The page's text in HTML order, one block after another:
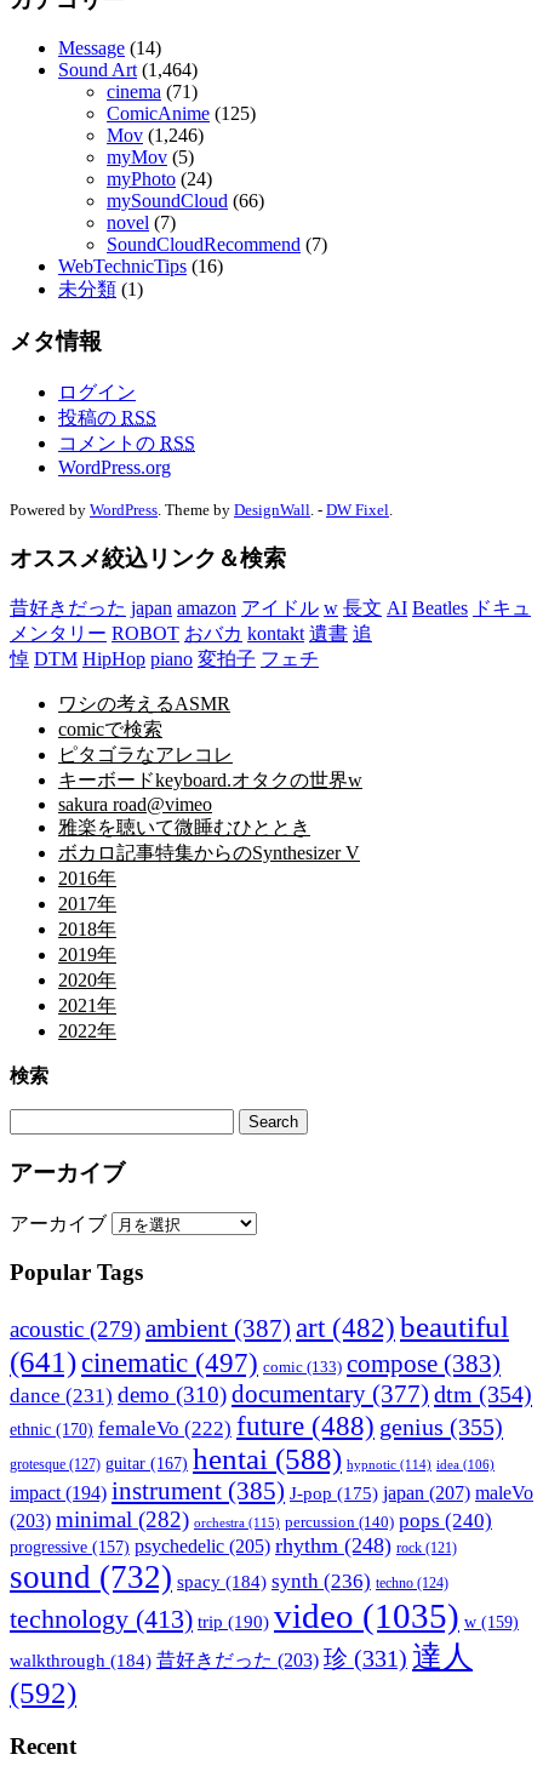
Message (14)
Sound Art(1,464)
cinema (71)
ComicAnime (125)
Mov (1,246)
myMov (5)
myPhoto (24)
mySoundCloud (66)
novel (7)
SoundCloudRecommend (7)
WebTechnicTips (16)
未分類 (1)
メタ情報
ログイン
投稿の RSS
コメントの RSS
WordPress.org
Powered by WordPress . Theme by DesignWall . - DW Fixel
オススメ絞込リンク＆検索
昔好きだった japan amazon アイドル w 長文 AI Beatles ドキュ
メンタリー ROBOT おバカ kontakt 遺書 追
悼 DTM HipHop piano 変拍子 フェチ
ワシの考えるASMR
comicで検索
ピタゴラなアレコレ
キーボードkeyboard.オタクの世界w
sakura road@vimeo
雅楽を聴いて微睡むひととき
ボカロ記事特集からのSynthesizer V
2016年
2017年
2018年
2019年
2020年
2021年
2022年
検索
アーカイブ
アーカイブ
Popular Tags
acoustic (279)ambient (387) art(482) beautiful
(641)cinematic (497) comic (133) compose (383)
dance (231) demo (310)documentary (377) dtm (354)
ethnic (170) femaleVo (222) future (488) genius (355)
grotesque (127) guitar (167) hentai (588) hypnotic (114) idea (106)
impact (194) instrument (385) J-pop (175) japan (207) maleVo
(203) minimal (282) orchestra (115) percussion (140) pops (240)
progressive (157) psychedelic (205) rhythm (248) rock (121)
sound (732) spacy (184) synth (236) techno (124)
technology (413) trip (190) video (1035) w (159)
walkthrough (184) 昔好きだった (203) 珍 (331) 達人
(592)
Recent